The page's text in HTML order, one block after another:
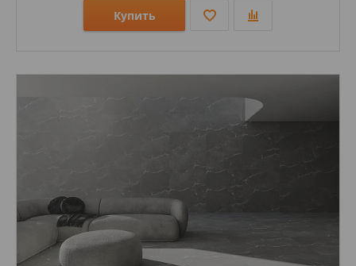
Купить
Стили: Под бетон;